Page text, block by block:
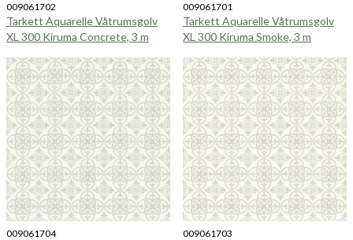
009061702
Tarkett Aquarelle Våtrumsgolv
XL 300 Kiruma Concrete, 3 m
009061701
Tarkett Aquarelle Våtrumsgolv
XL 300 Kiruma Smoke, 3 m
009061704 009061703